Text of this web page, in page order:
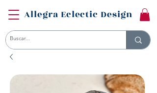
Allegra Eclectic Design